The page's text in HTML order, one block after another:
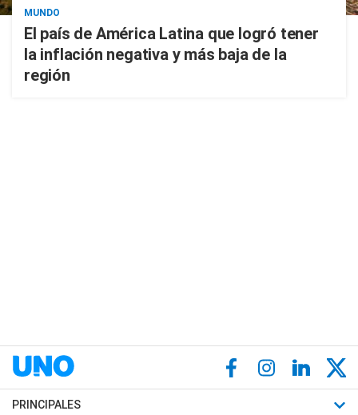
MUNDO
El país de América Latina que logró tener
la inflación negativa y más baja de la
región
PRINCIPALES